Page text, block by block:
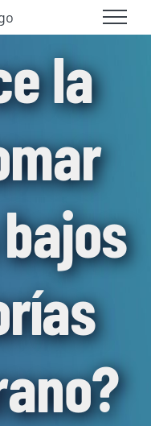
la